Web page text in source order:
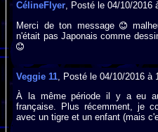
CélineFlyer, Posté le 04/10/2016
Merci de ton message
n'était pas Japonais comme
Veggie 11 , Posté le 04/10/2016 à
À la même période il y a eu
française. Plus récemment, je
avec un tigre et un enfant (mais